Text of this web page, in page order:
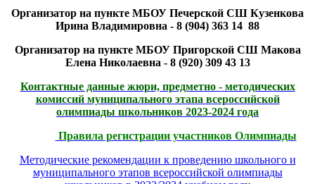
Организатор на пункте МБОУ Печерской СШ Кузенкова
Ирина Владимировна - 8 (904) 363 14 88
Организатор на пункте МБОУ Пригорской СШ Макова
Елена Николаевна - 8(920) 309 43 13
Контактные данные жюри, предметно - методических
комиссий муниципального этапа всероссийской
олимпиады школьников 2023-2024 года
Правила регистрации участников Олимпиады
Методические рекомендации к проведению школьного и
муниципального этапов всероссийской олимпиады